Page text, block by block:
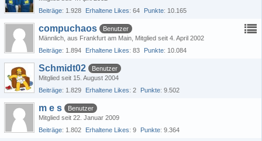
Beiträge 1.928 Erhaltene Likes 64 Punkte 10.165
compuchaos
Benutzer
Männlich aus Frankfurt am Main Mitglied seit 4. April 2002
Beiträge 1.894 Erhaltene Likes 83 Punkte 10.084
Schmidt02
Benutzer
Mitglied seit 15. August 2004
Beiträge 1.829 Erhaltene Likes 2 Punkte 9.502
m e s
Benutzer
Mitglied seit 22. Januar 2009
Beiträge 1.802 Erhaltene Likes 9 Punkte 9.364